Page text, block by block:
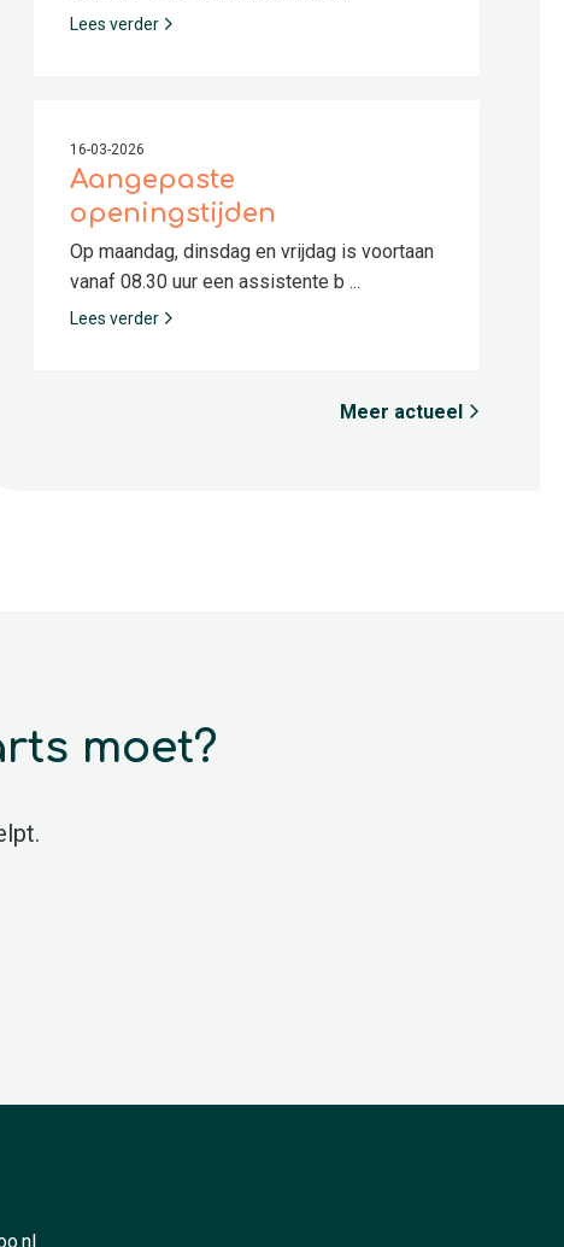
Lees verder
16-03-2026
Aangepaste
openingstijden
Op maandag, dinsdag en vrijdag is voortaan
vanaf 08.30 uur een assistente b ...
Lees verder
Meer actueel
moet?